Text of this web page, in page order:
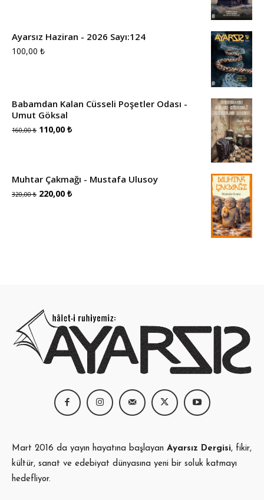
Ayarsız Haziran - 2026 Sayı:124
100,00 ₺
Babamdan Kalan Cüsseli Poşetler Odası -
Umut Göksal
160,00₺ Orijinal
110,00 ₺Şu
110,00 ₺.
Muhtar Çakmağı - Mustafa Ulusoy
320,00₺ Orijinal
220,00 ₺Şu
Mart 2016 da yayın hayatına başlayan Ayarsız Dergisi, fikir,
kültür, sanat ve edebiyat dünyasına yeni bir soluk katmayı
hedefliyor.